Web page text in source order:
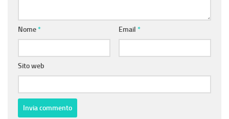
Nome* Email *
Sito web